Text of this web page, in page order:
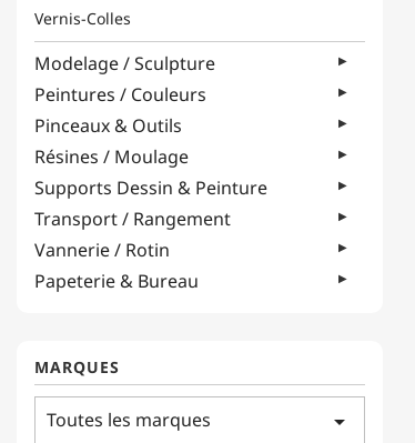
Vernis-Colles
Modelage / Sculpture
Peintures / Couleurs
Pinceaux & Outils
Résines / Moulage
Supports Dessin & Peinture
Transport / Rangement
Vannerie / Rotin
Papeterie & Bureau
MARQUES
Toutes les marques arrow_drop_down